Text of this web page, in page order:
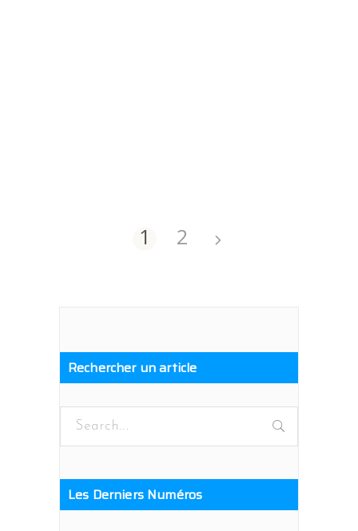
1 2
Rechercher un article
Search
Les Derniers Numéros